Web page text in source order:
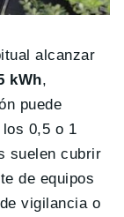
alcanzar
kWh,
puede
0,5 o 1
suelen cubrir
de equipos
vigilancia o